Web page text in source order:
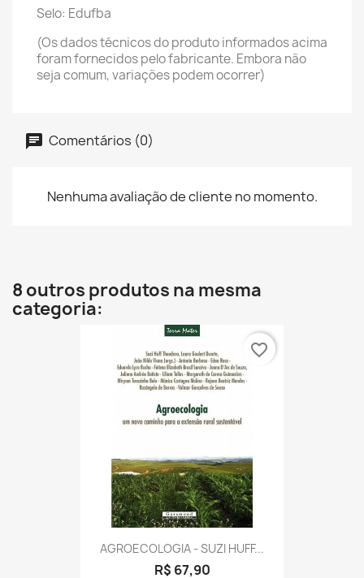
Selo: Edufba
(Os dados técnicos do produto informados acima
foram fornecidos pelo fabricante. Embora não
seja comum, variações podem ocorrer)
Comentários (0)
Nenhuma avaliação de cliente no momento.
8 outros produtos na mesma
categoria:
AGROECOLOGIA - SUZI HUFF...
R$ 67,90
favorite_border